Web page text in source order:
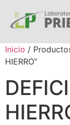
Inicio /
HIERRO”